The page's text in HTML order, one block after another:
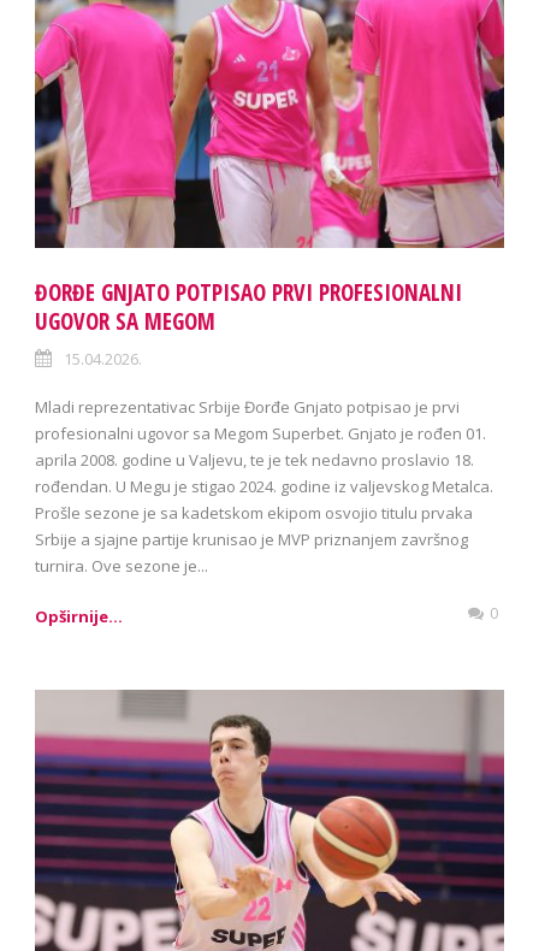
ĐORĐE GNJATO POTPISAO PRVI PROFESIONALNI
UGOVOR SA MEGOM
15.04.2026.
Mladi reprezentativac Srbije Đorđe Gnjato potpisao je prvi
profesionalni ugovor sa Megom Superbet. Gnjato je rođen 01.
aprila 2008. godine u Valjevu, te je tek nedavno proslavio 18.
rođendan. U Megu je stigao 2024. godine iz valjevskog Metalca.
Prošle sezone je sa kadetskom ekipom osvojio titulu prvaka
Srbije a sjajne partije krunisao je MVP priznanjem završnog
turnira. Ove sezone je...
Opširnije... 0